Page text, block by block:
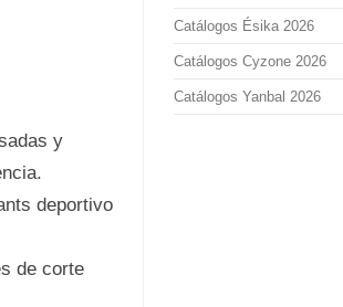
y
deportivo
de corte
Catálogos Ésika 2026
Catálogos Cyzone 2026
Catálogos Yanbal 2026